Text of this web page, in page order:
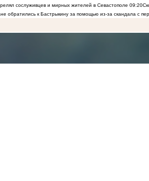
сослуживцев и мирных жителей в Севастополе 09:20
обратились к Бастрыкину за помощью из-за скандала с